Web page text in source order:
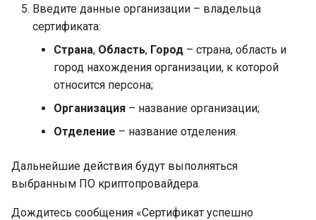
Введите данные организации – владельца
сертификата:
Страна, Область, Город – страна, область и
город нахождения организации, к которой
относится персона;
Организация – название организации;
Отделение – название отделения.
Дальнейшие действия будут выполняться
выбранным ПО криптопровайдера.
Дождитесь сообщения «Сертификат успешно